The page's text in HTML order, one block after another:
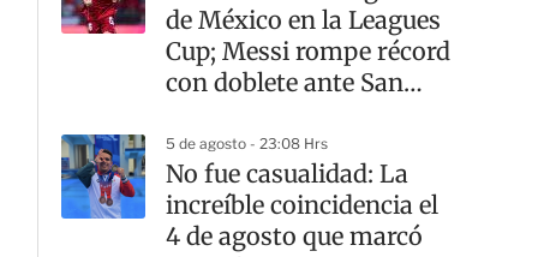
de México en la Leagues
Cup; Messi rompe récord
con doblete ante San
5 de agosto - 23:08 Hrs
No fue casualidad: La
increíble coincidencia el
4 de agosto que marcó